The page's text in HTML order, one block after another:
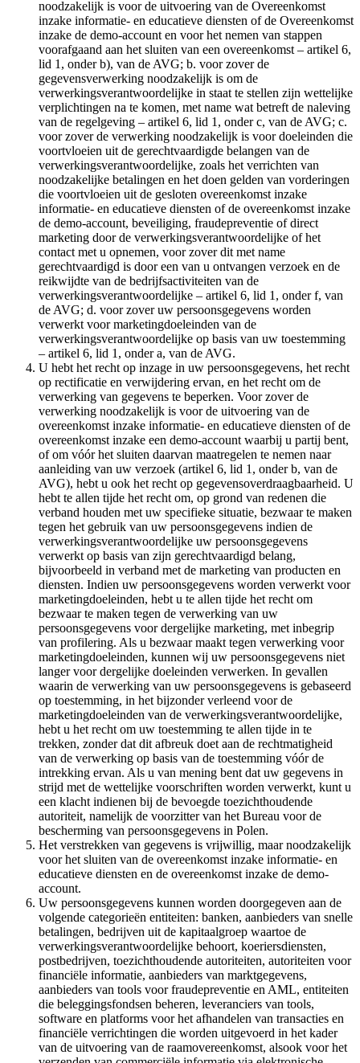
noodzakelijk is voor de uitvoering van de Overeenkomst
inzake informatie- en educatieve diensten of de Overeenkomst
inzake de demo-account en voor het nemen van stappen
voorafgaand aan het sluiten van een overeenkomst – artikel 6,
lid 1, onder b), van de AVG; b. voor zover de
gegevensverwerking noodzakelijk is om de
verwerkingsverantwoordelijke in staat te stellen zijn wettelijke
verplichtingen na te komen, met name wat betreft de naleving
van de regelgeving – artikel 6, lid 1, onder c, van de AVG; c.
voor zover de verwerking noodzakelijk is voor doeleinden die
voortvloeien uit de gerechtvaardigde belangen van de
verwerkingsverantwoordelijke, zoals het verrichten van
noodzakelijke betalingen en het doen gelden van vorderingen
die voortvloeien uit de gesloten overeenkomst inzake
informatie- en educatieve diensten of de overeenkomst inzake
de demo-account, beveiliging, fraudepreventie of direct
marketing door de verwerkingsverantwoordelijke of het
contact met u opnemen, voor zover dit met name
gerechtvaardigd is door een van u ontvangen verzoek en de
reikwijdte van de bedrijfsactiviteiten van de
verwerkingsverantwoordelijke – artikel 6, lid 1, onder f, van
de AVG; d. voor zover uw persoonsgegevens worden
verwerkt voor marketingdoeleinden van de
verwerkingsverantwoordelijke op basis van uw toestemming
– artikel 6, lid 1, onder a, van de AVG.
U hebt het recht op inzage in uw persoonsgegevens, het recht
op rectificatie en verwijdering ervan, en het recht om de
verwerking van gegevens te beperken. Voor zover de
verwerking noodzakelijk is voor de uitvoering van de
overeenkomst inzake informatie- en educatieve diensten of de
overeenkomst inzake een demo-account waarbij u partij bent,
of om vóór het sluiten daarvan maatregelen te nemen naar
aanleiding van uw verzoek (artikel 6, lid 1, onder b, van de
AVG), hebt u ook het recht op gegevensoverdraagbaarheid. U
hebt te allen tijde het recht om, op grond van redenen die
verband houden met uw specifieke situatie, bezwaar te maken
tegen het gebruik van uw persoonsgegevens indien de
verwerkingsverantwoordelijke uw persoonsgegevens
verwerkt op basis van zijn gerechtvaardigd belang,
bijvoorbeeld in verband met de marketing van producten en
diensten. Indien uw persoonsgegevens worden verwerkt voor
marketingdoeleinden, hebt u te allen tijde het recht om
bezwaar te maken tegen de verwerking van uw
persoonsgegevens voor dergelijke marketing, met inbegrip
van profilering. Als u bezwaar maakt tegen verwerking voor
marketingdoeleinden, kunnen wij uw persoonsgegevens niet
langer voor dergelijke doeleinden verwerken. In gevallen
waarin de verwerking van uw persoonsgegevens is gebaseerd
op toestemming, in het bijzonder verleend voor de
marketingdoeleinden van de verwerkingsverantwoordelijke,
hebt u het recht om uw toestemming te allen tijde in te
trekken, zonder dat dit afbreuk doet aan de rechtmatigheid
van de verwerking op basis van de toestemming vóór de
intrekking ervan. Als u van mening bent dat uw gegevens in
strijd met de wettelijke voorschriften worden verwerkt, kunt u
een klacht indienen bij de bevoegde toezichthoudende
autoriteit, namelijk de voorzitter van het Bureau voor de
bescherming van persoonsgegevens in Polen.
Het verstrekken van gegevens is vrijwillig, maar noodzakelijk
voor het sluiten van de overeenkomst inzake informatie- en
educatieve diensten en de overeenkomst inzake de demo-
account.
Uw persoonsgegevens kunnen worden doorgegeven aan de
volgende categorieën entiteiten: banken, aanbieders van snelle
betalingen, bedrijven uit de kapitaalgroep waartoe de
verwerkingsverantwoordelijke behoort, koeriersdiensten,
postbedrijven, toezichthoudende autoriteiten, autoriteiten voor
financiële informatie, aanbieders van marktgegevens,
aanbieders van tools voor fraudepreventie en AML, entiteiten
die beleggingsfondsen beheren, leveranciers van tools,
software en platforms voor het afhandelen van transacties en
financiële verrichtingen die worden uitgevoerd in het kader
van de uitvoering van de raamovereenkomst, alsook voor het